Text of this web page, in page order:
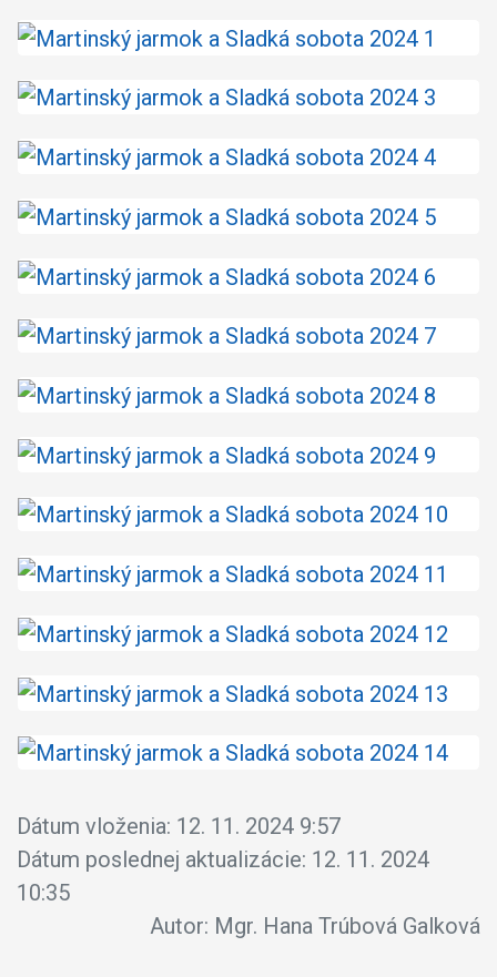
Dátum vloženia: 12. 11. 2024 9:57
Dátum poslednej aktualizácie: 12. 11. 2024
10:35
Autor: Mgr. Hana Trúbová Galková